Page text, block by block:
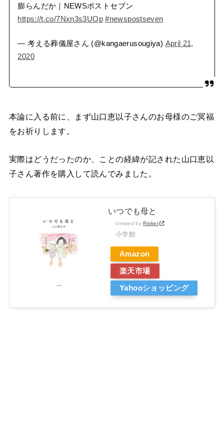
膨らんだか｜NEWSポストセブン
https://t.co/7Nxn3s3UOp #newspostseven
— 考える葬儀屋さん (@kangaerusougiya) April 21,
2020
本論に入る前に、まず山口恵以子さんのお母様のご冥福
をお祈りします。
実際はどうだったのか、ことの経緯が記された山口恵以
子さん著作を購入して読んでみました。
いつでも母と
created by Rinker
小学館
Amazon
楽天市場
Yahooショッピング